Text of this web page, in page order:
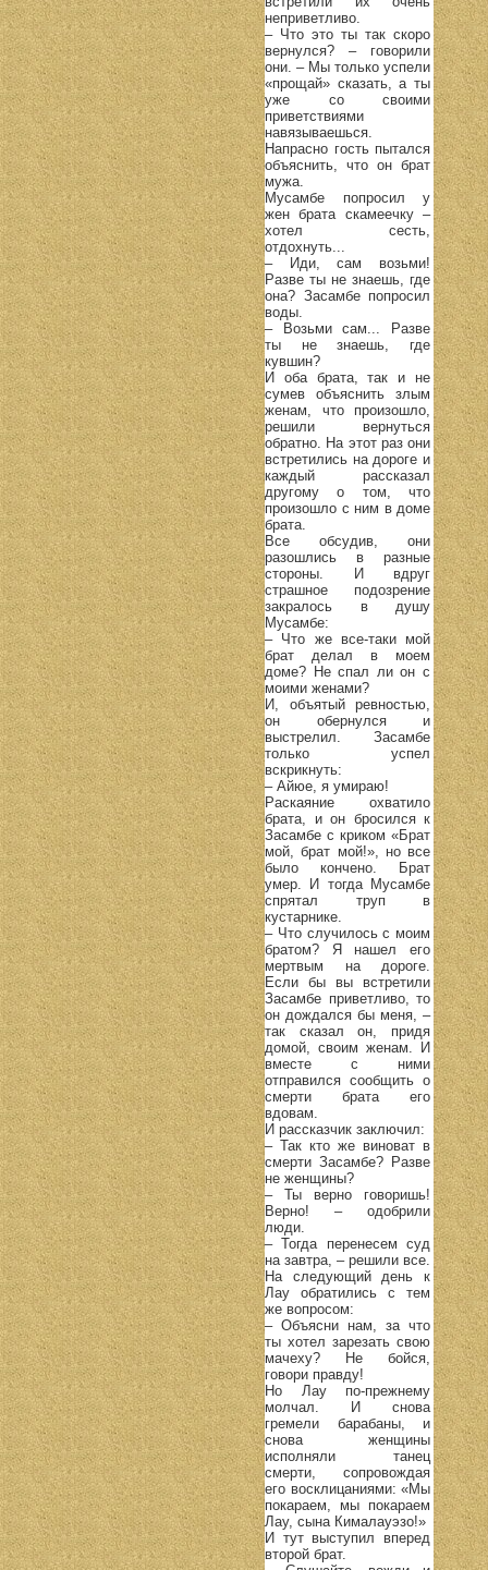
неприветливо.
– Что это ты так скоро
вернулся? – говорили
они. – Мы только успели
«прощай» сказать, а ты
уже со своими
приветствиями
навязываешься.
Напрасно гость пытался
объяснить, что он брат
мужа.
Мусамбе попросил у
жен брата скамеечку –
хотел сесть,
отдохнуть...
– Иди, сам возьми!
Разве ты не знаешь, где
она? Засамбе попросил
воды.
– Возьми сам... Разве
ты не знаешь, где
кувшин?
И оба брата, так и не
сумев объяснить злым
женам, что произошло,
решили вернуться
обратно. На этот раз они
встретились на дороге и
каждый рассказал
другому о том, что
произошло с ним в доме
брата.
Все обсудив, они
разошлись в разные
стороны. И вдруг
страшное подозрение
закралось в душу
Мусамбе:
– Что же все-таки мой
брат делал в моем
доме? Не спал ли он с
моими женами?
И, объятый ревностью,
он обернулся и
выстрелил. Засамбе
только успел
вскрикнуть:
– Айюе, я умираю!
Раскаяние охватило
брата, и он бросился к
Засамбе с криком «Брат
мой, брат мой!», но все
было кончено. Брат
умер. И тогда Мусамбе
спрятал труп в
кустарнике.
– Что случилось с моим
братом? Я нашел его
мертвым на дороге.
Если бы вы встретили
Засамбе приветливо, то
он дождался бы меня, –
так сказал он, придя
домой, своим женам. И
вместе с ними
отправился сообщить о
смерти брата его
вдовам.
И рассказчик заключил:
– Так кто же виноват в
смерти Засамбе? Разве
не женщины?
– Ты верно говоришь!
Верно! – одобрили
люди.
– Тогда перенесем суд
на завтра, – решили все.
На следующий день к
Лау обратились с тем
же вопросом:
– Объясни нам, за что
ты хотел зарезать свою
мачеху? Не бойся,
говори правду!
Но Лау по-прежнему
молчал. И снова
гремели барабаны, и
снова женщины
исполняли танец
смерти, сопровождая
его восклицаниями: «Мы
покараем, мы покараем
Лау, сына Кималауэзо!»
И тут выступил вперед
второй брат.